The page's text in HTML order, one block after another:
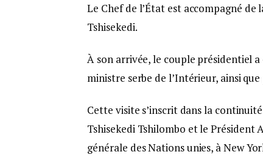
Le Chef de l’État est accompagné
Tshisekedi.
À son arrivée, le couple présidentiel
ministre serbe de l’Intérieur, ainsi
Cette visite s’inscrit dans la
Tshisekedi Tshilombo et le Président
générale des Nations unies, à New